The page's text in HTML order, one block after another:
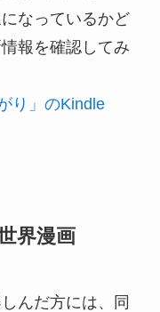
なっているかど
報を確認してみ
り」のKindle
界漫画
んだ方には、同